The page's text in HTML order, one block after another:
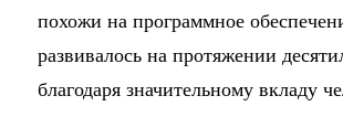
похожи на программное
развивалось на протяжении
благодаря значительному вкладу